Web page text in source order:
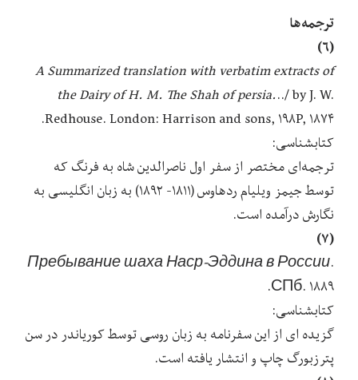
ترجمه‌ها
(۶)
A Summarized translation with verbatim extracts of
the Dairy of H. M. The Shah of persia.../ ‎by J. W.
Redhouse. ‎London‬: ‎Harrison and sons‬, ۱۹۸P, ۱۸۷۴.
کتابشناسی:
ترجمه‌ای مختصر از سفر اول ناصرالدین شاه به فرنگ که
توسط ج‍ی‍م‍ز وی‍ل‍ی‍ام‌ رده‍اوس‌ (۱۸۱۱- ۱۸۹۲) به زبان انگلیسی به
نگارش درآمده است.
(۷) ‎
Пребывание шаха Наср-Эддина в России.
СПб. ۱۸۸۹.
کتابشناسی:
گزیده ای از این سفرنامه به زبان روسی توسط ک‍وری‍ان‍در در سن
پترزبورگ چاپ و انتشار یافته است.